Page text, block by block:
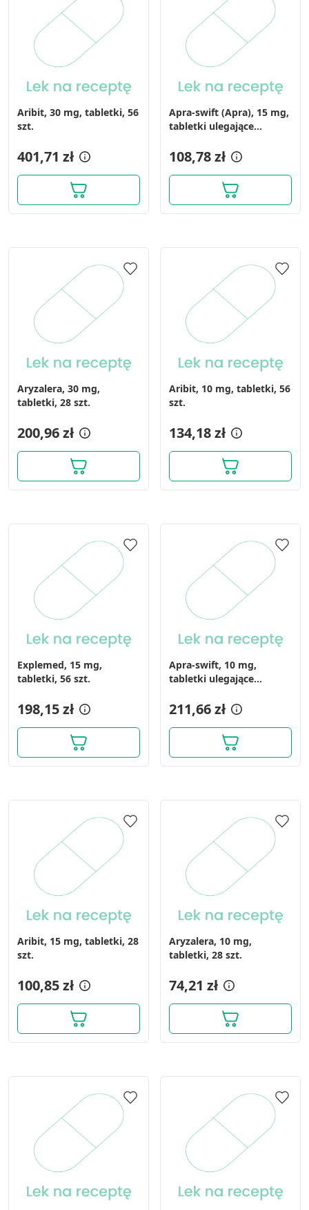
Aribit, 30 mg, tabletki, 56
szt.
401,71 zł
Apra-swift (Apra), 15 mg,
tabletki ulegające
ustnej, 28 szt.
108,78 zł
Aryzalera, 30 mg,
tabletki, 28 szt.
200,96 zł
Aribit, 10 mg, tabletki, 56
szt.
134,18 zł
Explemed, 15 mg,
tabletki, 56 szt.
198,15 zł
Apra-swift, 10 mg,
tabletki ulegające
ustnej, 84 szt.
211,66 zł
Aribit, 15 mg, tabletki, 28
szt.
100,85 zł
Aryzalera, 10 mg,
tabletki, 28 szt.
74,21 zł